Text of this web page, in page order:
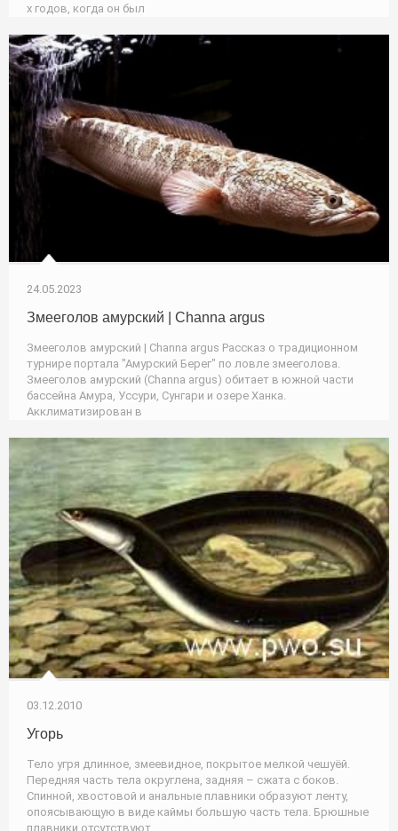
х годов, когда он был
24.05.2023
Змееголов амурский | Channa argus
Змееголов амурский | Channa argus Рассказ о традиционном
турнире портала "Амурский Берег" по ловле змееголова.
Змееголов амурский (Channa argus) обитает в южной части
бассейна Амура, Уссури, Сунгари и озере Ханка.
Акклиматизирован в
03.12.2010
Угорь
Тело угря длинное, змеевидное, покрытое мелкой чешуёй.
Передняя часть тела округлена, задняя – сжата с боков.
Спинной, хвостовой и анальные плавники образуют ленту,
опоясывающую в виде каймы большую часть тела. Брюшные
плавники отсутствуют.